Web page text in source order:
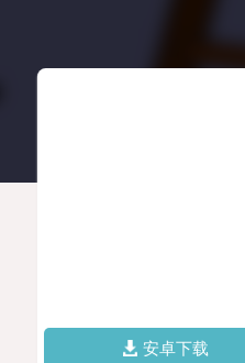
安卓下载